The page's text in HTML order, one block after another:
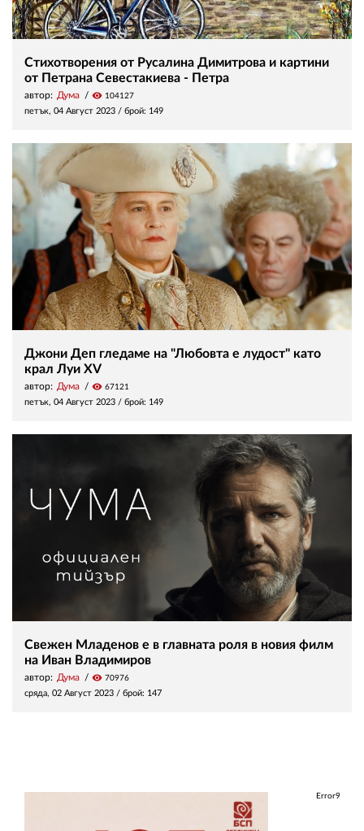
Стихотворения от Русалина Димитрова и картини
от Петрана Севестакиева - Петра
автор: Дума visibility 104127
петък, 04 Август 2023 / брой: 149
Джони Деп гледаме на "Любовта е лудост" като
крал Луи XV
автор: Дума visibility 67121
петък, 04 Август 2023 / брой: 149
Свежен Младенов е в главната роля в новия филм
на Иван Владимиров
автор: Дума visibility 70976
сряда, 02 Август 2023 / брой: 147
Error9